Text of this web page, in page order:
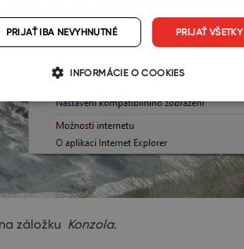
záložku Konzola.
PRIJAŤ VŠETKY
PRIJAŤ IBA NEVYHNUTNÉ
INFORMÁCIE O COOKIES